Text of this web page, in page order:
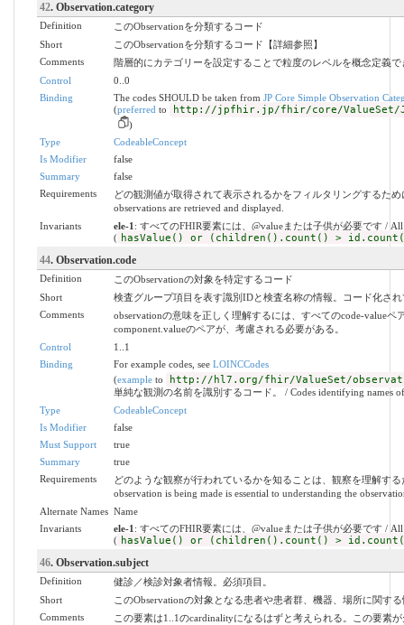
42. Observation.category
Definition
このObservationを分類するコード
Short
このObservationを分類するコード【詳細参照】
Comments
階層的にカテゴリーを設定することで粒度のレベルを概念定義で
Control
0..0
Binding
The codes SHOULD be taken from JP Core Simple Observation
(preferred to http://jpfhir.jp/fhir/core/ValueSet/
)
Type
CodeableConcept
Is Modifier
false
Summary
false
Requirements
どの観測値が取得されて表示されるかをフィルタリングするた
observations are retrieved and displayed.
Invariants
ele-1 : すべてのFHIR要素には、@valueまたは子供が必要です / All
( hasValue() or (children().count() >
44. Observation.code
Definition
このObservationの対象を特定するコード
Short
検査グループ項目を表す識別IDと検査名称の情報。コード化さ
Comments
observationの意味を正しく理解するには、すべてのcode-valueペ
component.valueのペアが、考慮される必要がある。
Control
1..1
Binding
For example codes, see LOINCCodes
(exampleto http://hl7.org/fhir/ValueSet/
単純な観測の名前を識別するコード。 / Codes identifying names
Type
CodeableConcept
Is Modifier
false
Must Support
true
Summary
true
Requirements
どのような観察が行われているかを知ることは、観察を理解す
observation is being made is essential to understanding the
Alternate Names Name
Invariants
ele-1 : すべてのFHIR要素には、@valueまたは子供が必要です / All
( hasValue() or (children().count() >
46. Observation.subject
Definition
健診／検診対象者情報。必須項目。
Short
このObservationの対象となる患者や患者群、機器、場所に関す
Comments
この要素は1..1のcardinalityになるはずと考えられる。この要素